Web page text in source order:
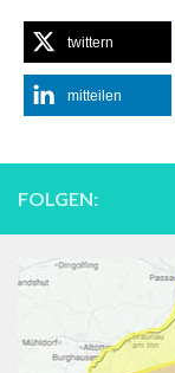
twittern
mitteilen
FOLGEN: